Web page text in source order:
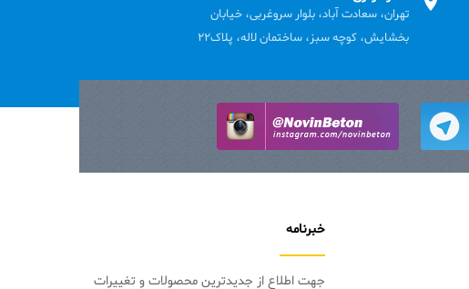
تهران، سعادت آباد، بلوار سروغربی، خیابان
بخشایش، کوچه سبز، ساختمان لاله، پلاک22
خبرنامه
جهت اطلاع از جدیدترین محصولات و تغییرات